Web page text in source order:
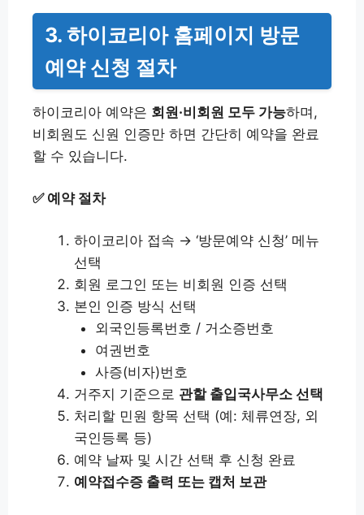
3. 하이코리아 홈페이지 방문
예약 신청 절차
하이코리아 예약은 회원·비회원 모두 가능하며,
비회원도 신원 인증만 하면 간단히 예약을 완료
할 수 있습니다.
✅ 예약 절차
하이코리아 접속 → ‘방문예약 신청’ 메뉴
선택
회원 로그인 또는 비회원 인증 선택
본인 인증 방식 선택
외국인등록번호 / 거소증번호
여권번호
사증(비자)번호
거주지 기준으로 관할 출입국사무소 선택
처리할 민원 항목 선택 (예: 체류연장, 외
국인등록 등)
예약 날짜 및 시간 선택 후 신청 완료
예약접수증 출력 또는 캡처 보관